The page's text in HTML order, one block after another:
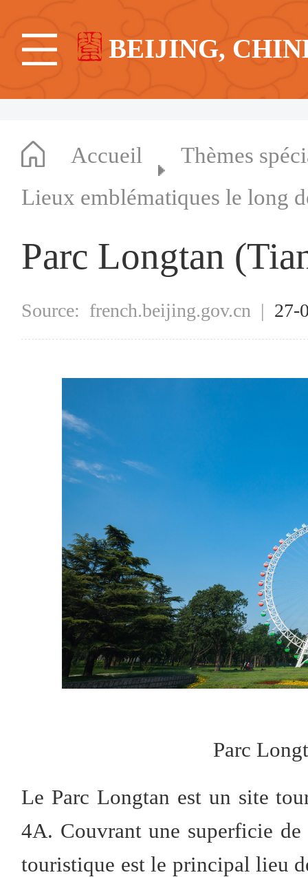
BEIJING,
Accueil
Thèmes
Lieux emblématiques le long
Parc Longtan
Source: french.beijing.gov.cn | 27-
Parc
Le Parc Longtan est un site
4A. Couvrant une superficie de
touristique est le principal lieu